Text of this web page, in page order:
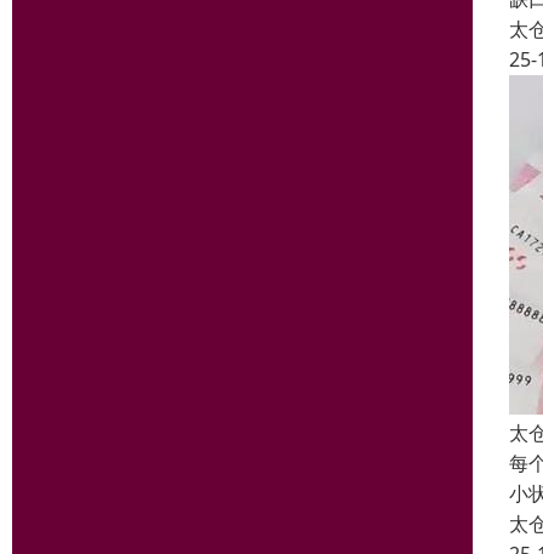
太
25-
太
每
小
太